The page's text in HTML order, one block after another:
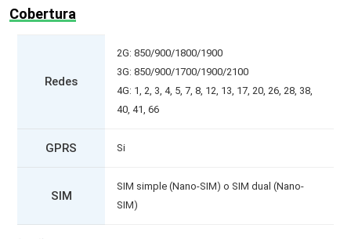
Cobertura
Redes
2G: 850/900/1800/1900
3G: 850/900/1700/1900/2100
4G: 1, 2, 3, 4, 5, 7, 8, 12, 13, 17, 20, 26, 28, 38,
40, 41, 66
GPRS Si
SIM
SIM simple (Nano-SIM) o SIM dual (Nano-
SIM)